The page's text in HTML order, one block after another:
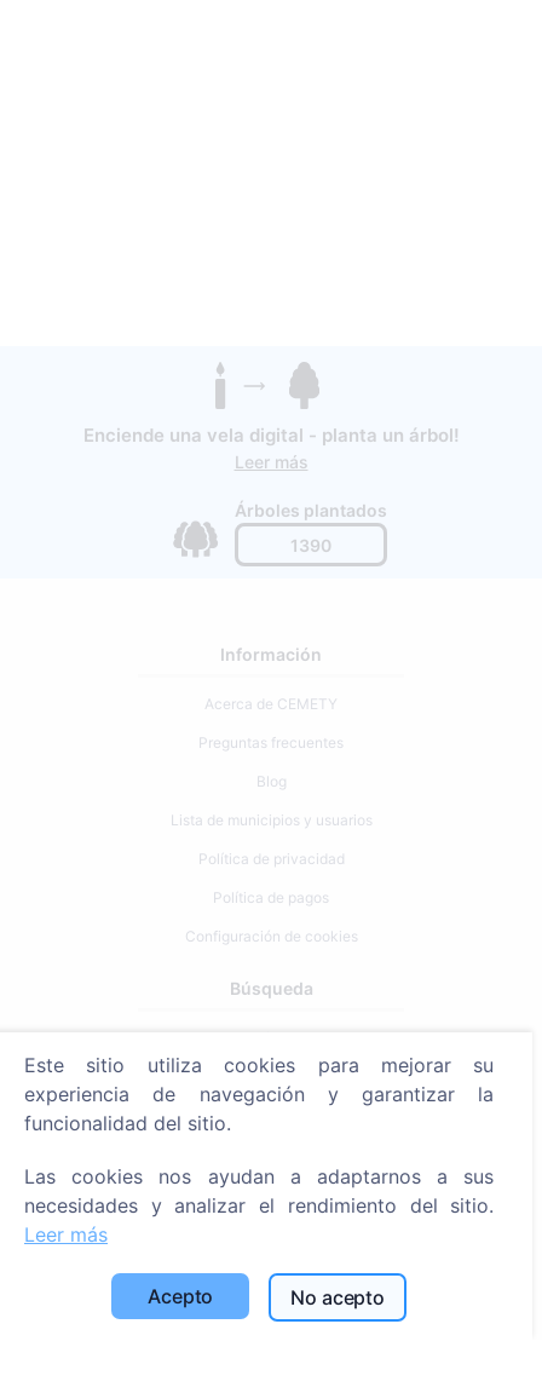
Enciende una vela digital - planta un árbol!
Leer más
Árboles plantados
1390
Información
Acerca de CEMETY
Preguntas frecuentes
Blog
Lista de municipios y usuarios
Política de privacidad
Política de pagos
Configuración de cookies
Búsqueda
Buscar cementerios
Contactos
+370 612 08926 (I-V 8:00 - 16:45)
info@cemety.lt
Este sitio utiliza cookies para mejorar su
experiencia de navegación y garantizar la
funcionalidad del sitio.
Las cookies nos ayudan a adaptarnos a sus
necesidades y analizar el rendimiento del sitio.
Leer más
Acepto No acepto